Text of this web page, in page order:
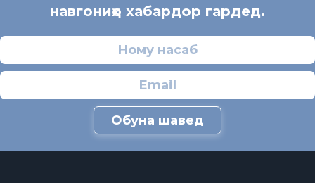
навгониҳо хабардор гардед.
Обуна шавед